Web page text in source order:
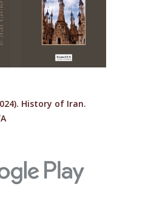
History of Iran.